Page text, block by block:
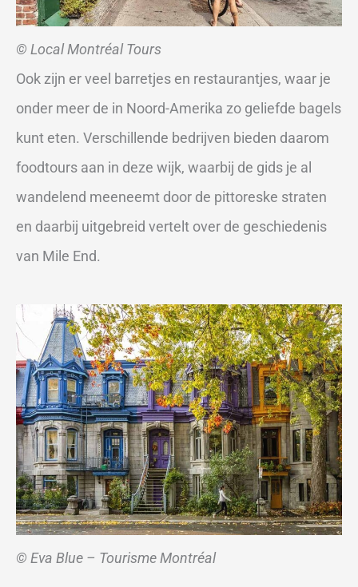
© Local Montréal Tours
Ook zijn er veel barretjes en restaurantjes, waar je
onder meer de in Noord-Amerika zo geliefde bagels
kunt eten. Verschillende bedrijven bieden daarom
foodtours aan in deze wijk, waarbij de gids je al
wandelend meeneemt door de pittoreske straten
en daarbij uitgebreid vertelt over de geschiedenis
van Mile End.
© Eva Blue – Tourisme Montréal